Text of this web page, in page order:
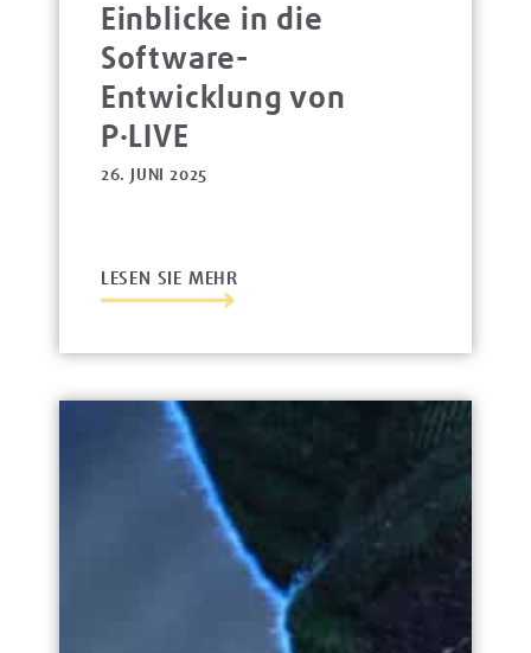
Einblicke in die
Software-
Entwicklung von
P·LIVE
26. JUNI 2025
LESEN SIE MEHR